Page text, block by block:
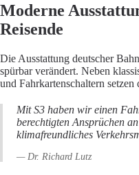
Moderne
Reisende
Die Ausstattung deutscher
spürbar verändert. Neben
und Fahrkartenschaltern
Mit S3 haben wir einen
berechtigten Ansprüchen
klimafreundliches
— Dr. Richard Lutz